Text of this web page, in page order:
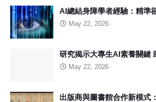
AI總結身障學者經驗：精準
May 22, 2026
研究揭示大專生AI素養關鍵
May 22, 2026
出版商與圖書館合作新模式